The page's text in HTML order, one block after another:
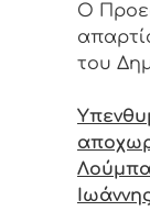
Ο
του